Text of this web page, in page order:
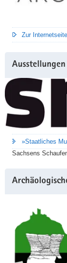
Zur
Ausstellungen
»Staatliches
Sachsens